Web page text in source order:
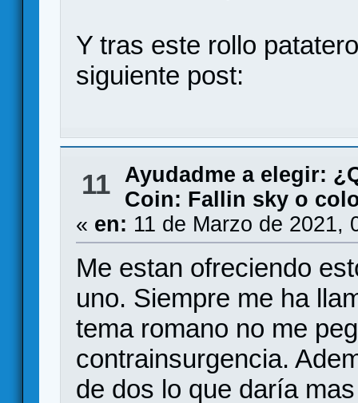
Y tras este rollo
siguiente post:
11 Ayudadme a elegir:
Coin: Fallin sky o
« en: 11 de Marzo de 2021,
Me estan ofreciendo
uno. Siempre me ha
tema romano no me
contrainsurgencia.
de dos lo que daría